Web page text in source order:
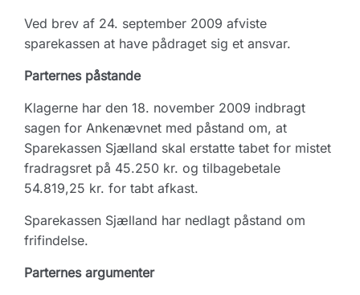
Ved brev af 24. september 2009 afviste
sparekassen at have pådraget sig et ansvar.
Parternes påstande
Klagerne har den 18. november 2009 indbragt
sagen for Ankenævnet med påstand om, at
Sparekassen Sjælland skal erstatte tabet for mistet
fradragsret på 45.250 kr. og tilbagebetale
54.819,25 kr. for tabt afkast.
Sparekassen Sjælland har nedlagt påstand om
frifindelse.
Parternes argumenter